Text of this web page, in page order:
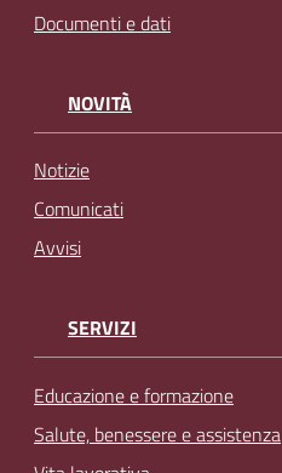
Documenti e dati
NOVITÀ
Notizie
Comunicati
Avvisi
SERVIZI
Educazione e formazione
Salute, benessere e assistenza